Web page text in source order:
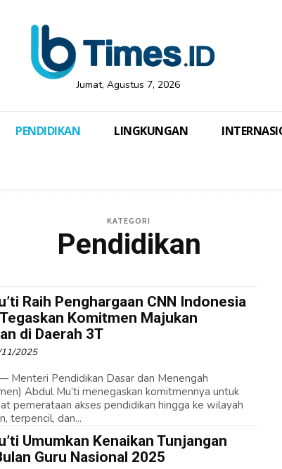
Jumat, Agustus 7, 2026
PENDIDIKAN LINGKUNGAN
KATEGORI
Pendidikan
Raih Penghargaan CNN Indonesia
Komitmen Majukan
di Daerah 3T
2025
Menteri Pendidikan Dasar dan Menengah
Abdul Mu’ti menegaskan komitmennya untuk
pemerataan akses pendidikan hingga ke wilayah
terpencil, dan...
Umumkan Kenaikan Tunjangan
Guru Nasional 2025